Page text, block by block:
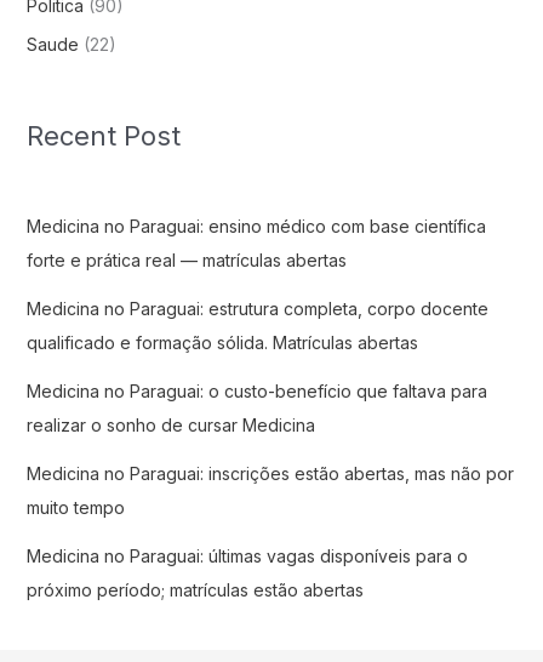
Politica (90)
Saude (22)
Recent Post
Medicina no Paraguai: ensino médico com base científica
forte e prática real — matrículas abertas
Medicina no Paraguai: estrutura completa, corpo docente
qualificado e formação sólida. Matrículas abertas
Medicina no Paraguai: o custo-benefício que faltava para
realizar o sonho de cursar Medicina
Medicina no Paraguai: inscrições estão abertas, mas não por
muito tempo
Medicina no Paraguai: últimas vagas disponíveis para o
próximo período; matrículas estão abertas